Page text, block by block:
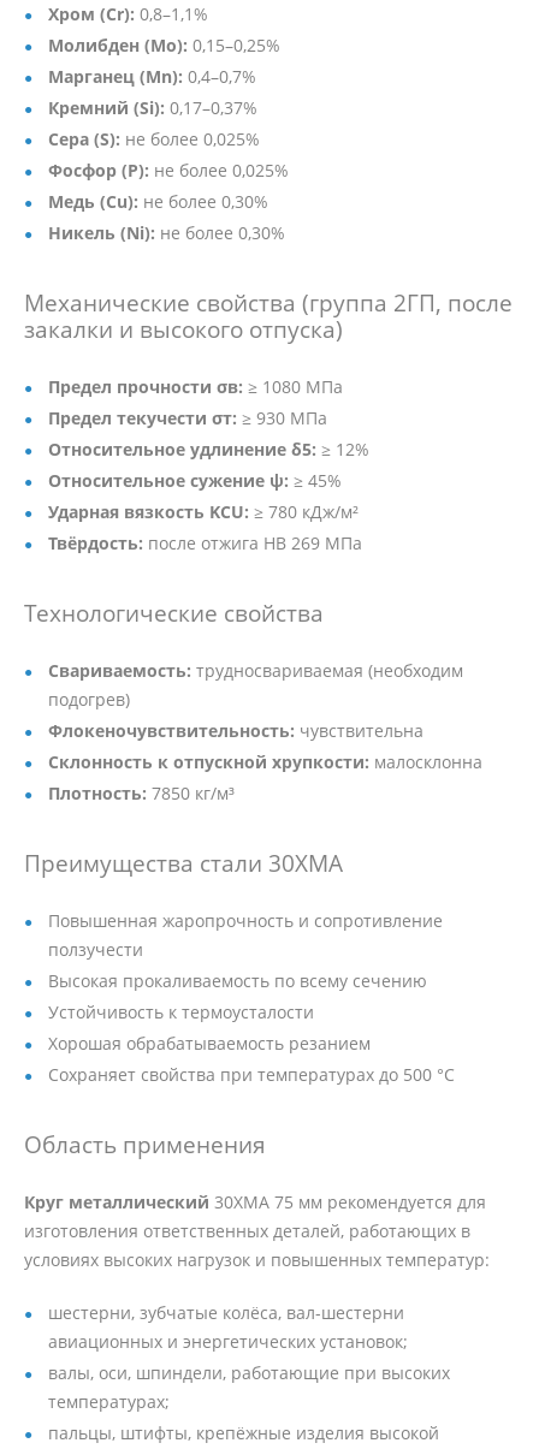
Хром (Cr): 0,8–1,1%
Молибден (Mo): 0,15–0,25%
Марганец (Mn): 0,4–0,7%
Кремний (Si): 0,17–0,37%
Сера (S): не более 0,025%
Фосфор (P): не более 0,025%
Медь (Cu): не более 0,30%
Никель (Ni): не более 0,30%
Механические свойства (группа 2ГП, после
закалки и высокого отпуска)
Предел прочности σв: ≥ 1080 МПа
Предел текучести σт: ≥ 930 МПа
Относительное удлинение δ5: ≥ 12%
Относительное сужение ψ: ≥ 45%
Ударная вязкость KCU: ≥ 780 кДж/м²
Твёрдость: после отжига HB 269 МПа
Технологические свойства
Свариваемость: трудносвариваемая (необходим
подогрев)
Флокеночувствительность: чувствительна
Склонность к отпускной хрупкости: малосклонна
Плотность: 7850 кг/м³
Преимущества стали 30ХМА
Повышенная жаропрочность и сопротивление
ползучести
Высокая прокаливаемость по всему сечению
Устойчивость к термоусталости
Хорошая обрабатываемость резанием
Сохраняет свойства при температурах до 500 °C
Область применения
Круг металлический 30ХМА 75 мм рекомендуется для
изготовления ответственных деталей, работающих в
условиях высоких нагрузок и повышенных температур:
шестерни, зубчатые колёса, вал-шестерни
авиационных и энергетических установок;
валы, оси, шпиндели, работающие при высоких
температурах;
пальцы, штифты, крепёжные изделия высокой